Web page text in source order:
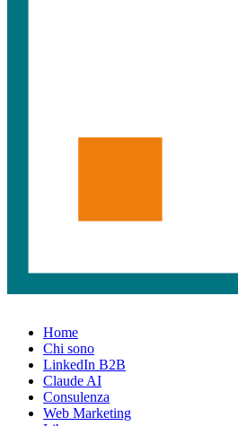
Home
Chi sono
LinkedIn B2B
Claude AI
Consulenza
Web Marketing